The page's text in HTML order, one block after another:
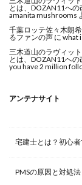
とは、DOZAN11へ
amanita mushrooms
千葉ロッテ佐々木朗
るファンの声 に what
三木道山のラヴィッ
とは、DOZAN11へ
you have 2 million
アンテナサイト
宅建士とは？初心
PMSの原因と対処